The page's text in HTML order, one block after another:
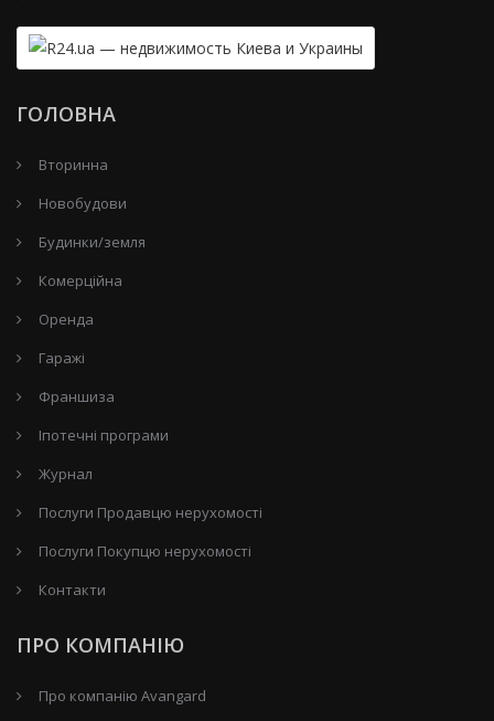
ГОЛОВНА
Вторинна
Новобудови
Будинки/земля
Комерційна
Оренда
Гаражі
Франшиза
Іпотечні програми
Журнал
Послуги Продавцю нерухомості
Послуги Покупцю нерухомості
Контакти
ПРО КОМПАНІЮ
Про компанію Avangard